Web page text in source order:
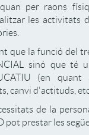
per raons
les activitats
que la funció del
sinó que té
(en quant
canvi d'actituds,
de la
pot prestar les